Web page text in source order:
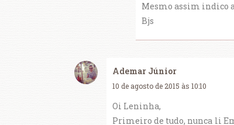
Mesmo assim indico
Bjs
Ademar Júnior
10 de agosto de 2015 às 10:10
Oi Leninha,
Primeiro de tudo, nunca li